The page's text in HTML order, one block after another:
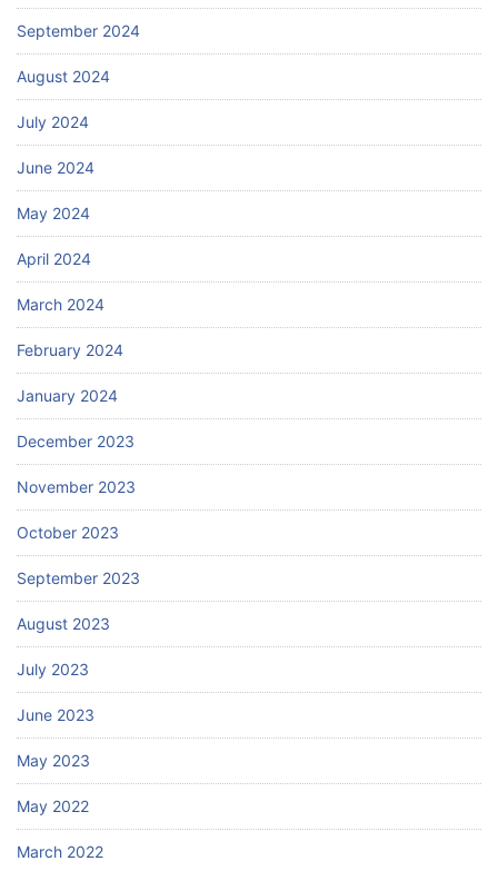
September 2024
August 2024
July 2024
June 2024
May 2024
April 2024
March 2024
February 2024
January 2024
December 2023
November 2023
October 2023
September 2023
August 2023
July 2023
June 2023
May 2023
May 2022
March 2022